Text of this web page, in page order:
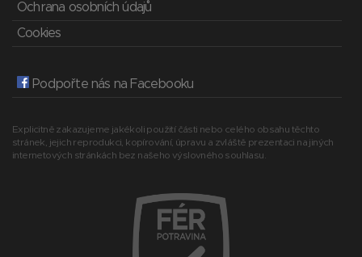
Ochrana osobních údajů
Cookies
Podpořte nás na Facebooku
Explicitně zakazujeme jakékoli použití části nebo celého obsahu těchto
stránek, jejich reprodukci, kopírování, úpravu a zvláště prezentaci na jiných
internetových stránkách bez našeho výslovného souhlasu.